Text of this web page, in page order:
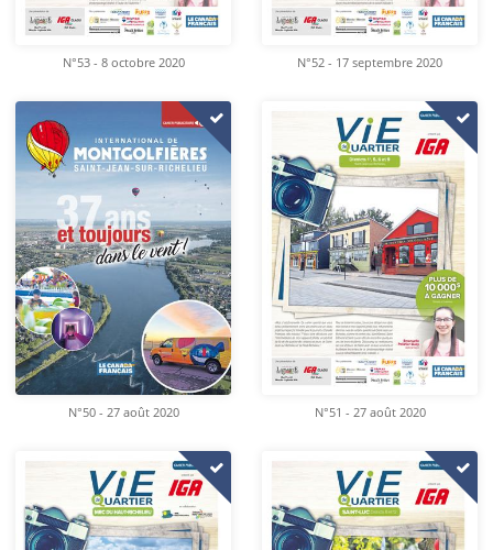
N°53 - 8 octobre 2020 N°52 - 17 septembre 2020
N°50 - 27 août 2020 N°51 - 27 août 2020